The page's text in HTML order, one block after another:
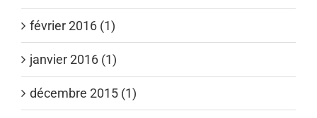
février 2016 (1)
janvier 2016 (1)
décembre 2015 (1)